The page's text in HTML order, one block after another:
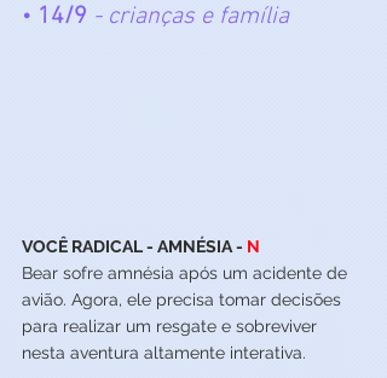
• 14/9 - crianças e família
VOCÊ RADICAL - AMNÉSIA - N
Bear sofre amnésia após um acidente de
avião. Agora, ele precisa tomar decisões
para realizar um resgate e sobreviver
nesta aventura altamente interativa.